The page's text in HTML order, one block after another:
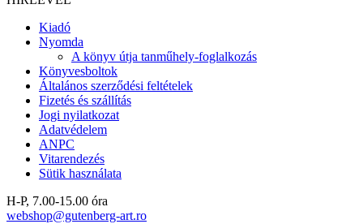
Kiadó
Nyomda
A könyv útja tanműhely-foglalkozás
Könyvesboltok
Általános szerződési feltételek
Fizetés és szállítás
Jogi nyilatkozat
Adatvédelem
ANPC
Vitarendezés
Sütik használata
H-P, 7.00-15.00 óra
webshop@gutenberg-art.ro